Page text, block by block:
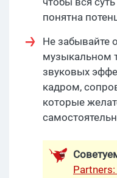
понятна
Не забывайте
музыкальном
звуковых
кадром,
которые